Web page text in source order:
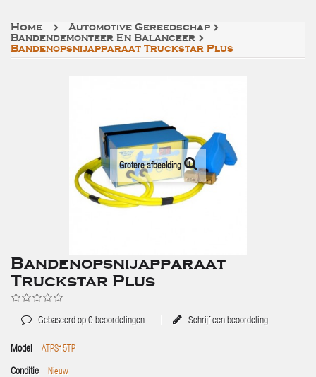
Home
Automotive Gereedschap
Bandendemonteer En Balanceer
Bandenopsnijapparaat Truckstar Plus
Grotere afbeelding
Bandenopsnijapparaat
Truckstar Plus
Gebaseerd op 0 beoordelingen Schrijf een beoordeling
Model ATPS15TP
Conditie Nieuw